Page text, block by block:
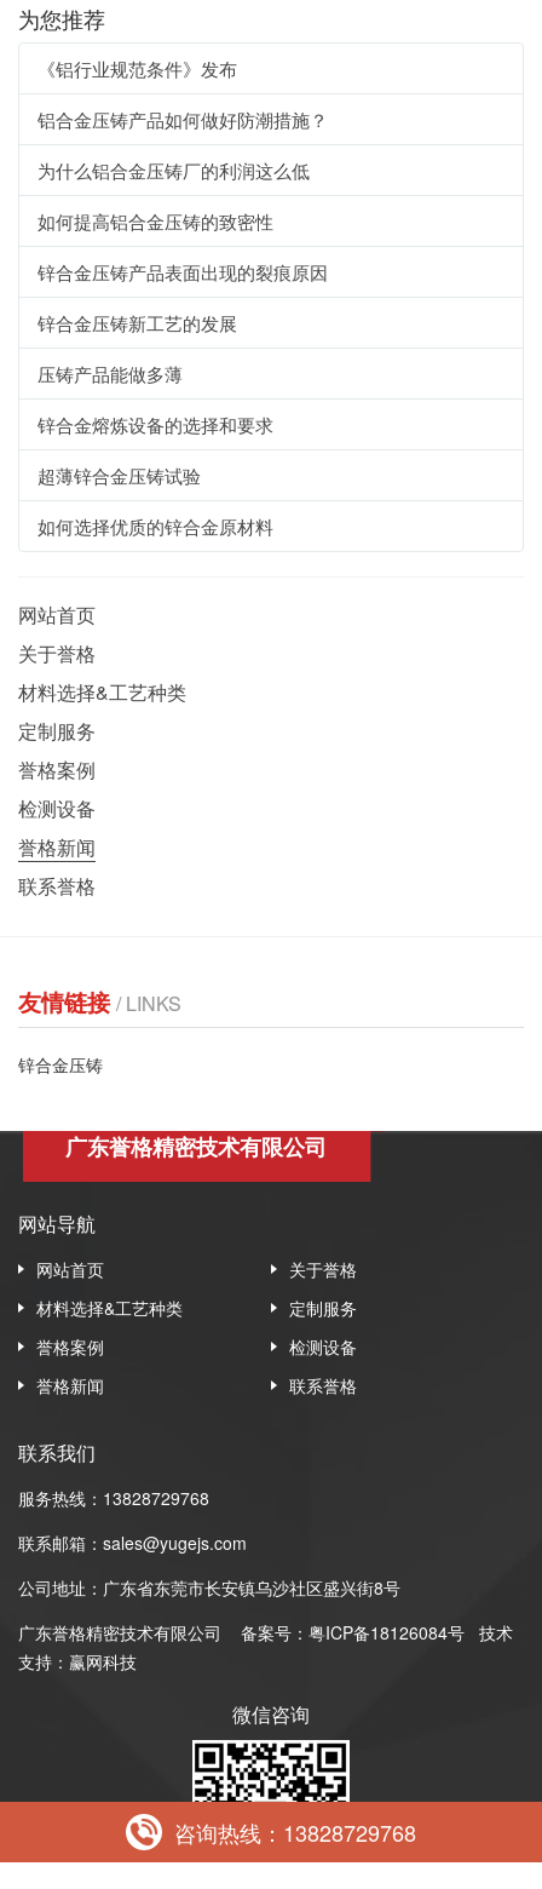
为您推荐
《铝行业规范条件》发布
铝合金压铸产品如何做好防潮措施？
为什么铝合金压铸厂的利润这么低
如何提高铝合金压铸的致密性
锌合金压铸产品表面出现的裂痕原因
锌合金压铸新工艺的发展
压铸产品能做多薄
锌合金熔炼设备的选择和要求
超薄锌合金压铸试验
如何选择优质的锌合金原材料
网站首页
关于誉格
材料选择&工艺种类
定制服务
誉格案例
检测设备
誉格新闻
联系誉格
咨询热线：13828729768
友情链接/ LINKS
锌合金压铸
广东誉格精密技术有限公司
网站导航
网站首页
关于誉格
材料选择&工艺种类
定制服务
誉格案例
检测设备
誉格新闻
联系誉格
联系我们
服务热线：13828729768
联系邮箱：sales@yugejs.com
公司地址：广东省东莞市长安镇乌沙社区盛兴街8号
广东誉格精密技术有限公司 备案号： 粤ICP备18126084号 技术
支持：赢网科技
微信咨询